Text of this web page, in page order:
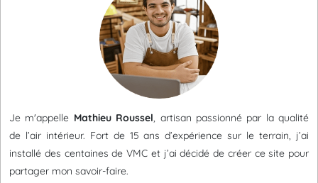
Je m'appelle Mathieu Roussel, artisan passionné par la qualité
de l’air intérieur. Fort de 15 ans d’expérience sur le terrain, j’ai
installé des centaines de VMC et j’ai décidé de créer ce site pour
partager mon savoir-faire.